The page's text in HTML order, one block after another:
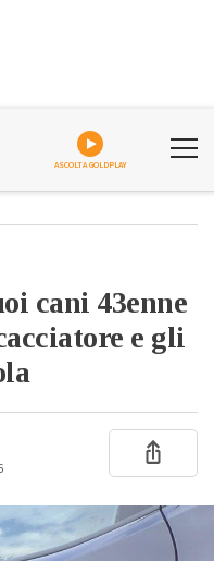
ASCOLTA GOLDPLAY
cani 43enne
e gli